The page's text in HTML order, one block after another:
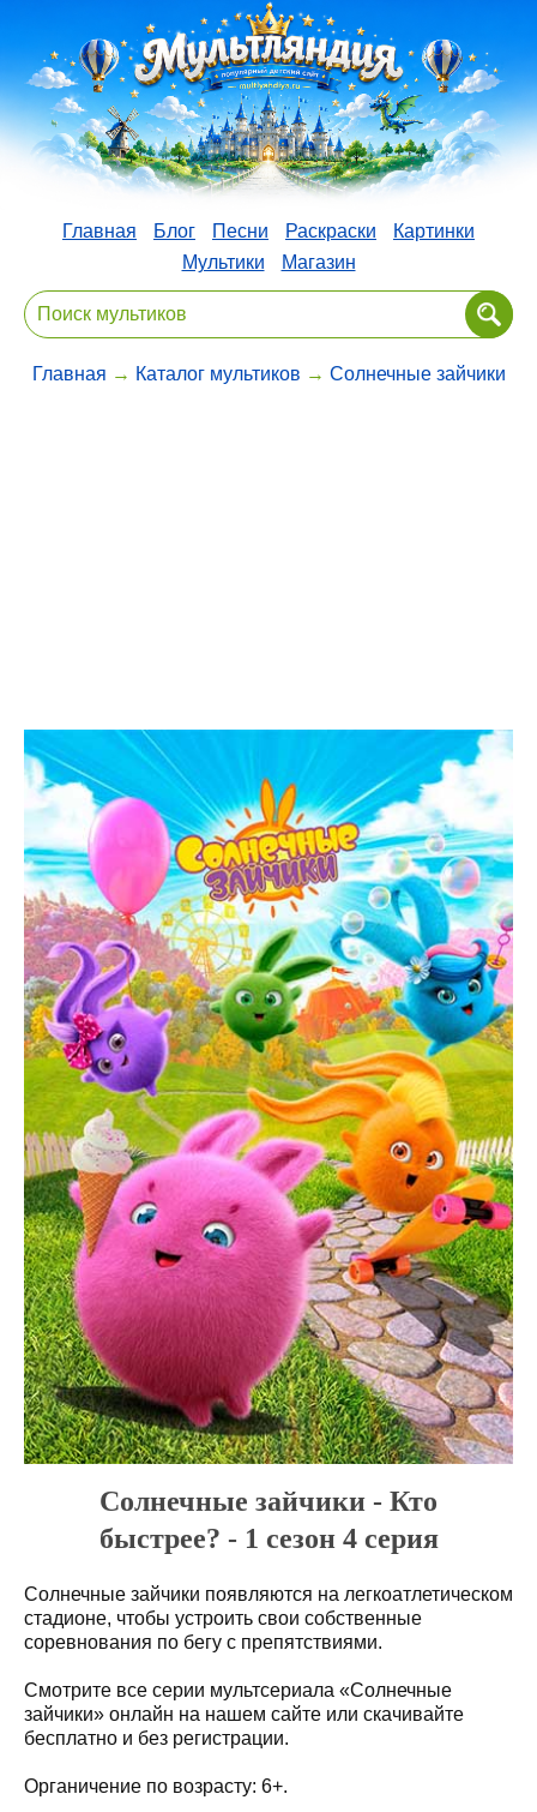
Главная Блог Песни Раскраски
Картинки
Мультики
Магазин
Главная → Каталог мультиков → Солнечные зайчики
Солнечные зайчики - Кто
быстрее? - 1 сезон 4 серия
Солнечные зайчики появляются на легкоатлетическом
стадионе, чтобы устроить свои собственные
соревнования по бегу с препятствиями.
Смотрите все серии мультсериала «Солнечные
зайчики» онлайн на нашем сайте или скачивайте
бесплатно и без регистрации.
Органичение по возрасту: 6+.